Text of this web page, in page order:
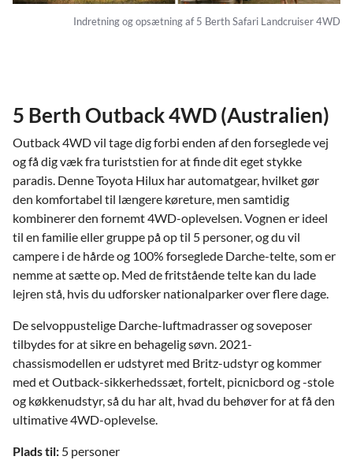
Indretning og opsætning af 5 Berth Safari Landcruiser 4WD
5 Berth Outback 4WD (Australien)
Outback 4WD vil tage dig forbi enden af den forseglede vej
og få dig væk fra turiststien for at finde dit eget stykke
paradis. Denne Toyota Hilux har automatgear, hvilket gør
den komfortabel til længere køreture, men samtidig
kombinerer den fornemt 4WD-oplevelsen. Vognen er ideel
til en familie eller gruppe på op til 5 personer, og du vil
campere i de hårde og 100% forseglede Darche-telte, som er
nemme at sætte op. Med de fritstående telte kan du lade
lejren stå, hvis du udforsker nationalparker over flere dage.
De selvoppustelige Darche-luftmadrasser og soveposer
tilbydes for at sikre en behagelig søvn. 2021-
chassismodellen er udstyret med Britz-udstyr og kommer
med et Outback-sikkerhedssæt, fortelt, picnicbord og -stole
og køkkenudstyr, så du har alt, hvad du behøver for at få den
ultimative 4WD-oplevelse.
Plads til: 5 personer